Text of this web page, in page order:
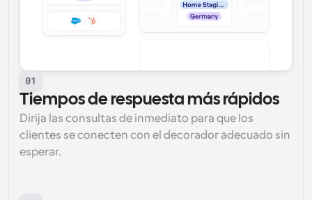
01
Tiempos de respuesta más rápidos
Dirija las consultas de inmediato para que los
clientes se conecten con el decorador adecuado sin
esperar.